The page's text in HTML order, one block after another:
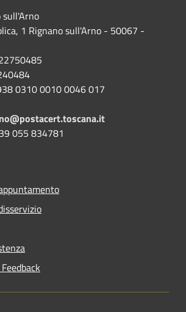
sull'Arno
1 Rignano sull'Arno - 50067 -
0310 0010 0046 017
055 834781